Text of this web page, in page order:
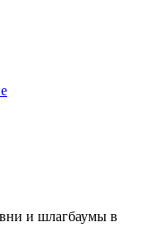
и шлагбаумы в